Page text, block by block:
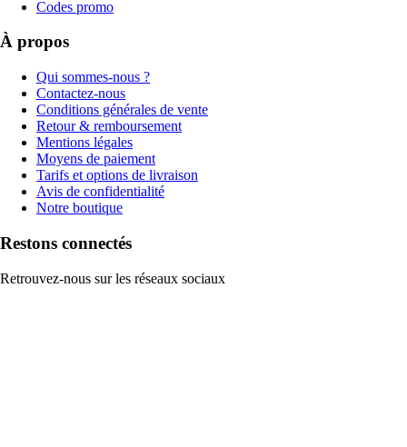
Codes promo
À propos
Qui sommes-nous ?
Contactez-nous
Conditions générales de vente
Retour & remboursement
Mentions légales
Moyens de paiement
Tarifs et options de livraison
Avis de confidentialité
Notre boutique
Restons connectés
Retrouvez-nous sur les réseaux sociaux